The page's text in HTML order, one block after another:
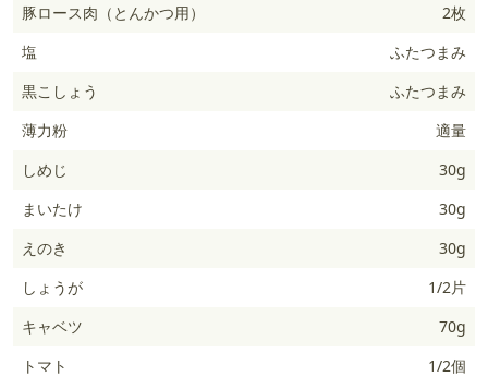
豚ロース肉（とんかつ用）
2枚
塩
ふたつまみ
黒こしょう
ふたつまみ
薄力粉
適量
しめじ
30g
まいたけ
30g
えのき
30g
しょうが
1/2片
キャベツ
70g
トマト
1/2個